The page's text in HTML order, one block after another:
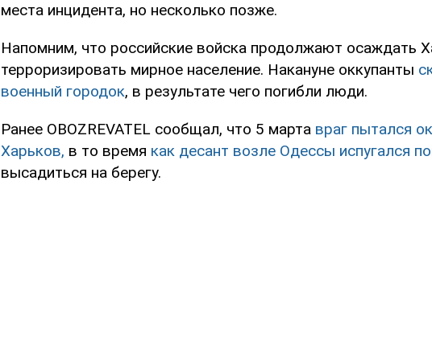
места инцидента, но несколько позже.
Напомним, что российские войска продолжают осаждать
терроризировать мирное население. Накануне оккупанты
военный городок, в результате чего погибли люди.
Ранее OBOZREVATEL сообщал, что 5 марта враг пытался
Харьков, в то время как десант возле Одессы испугался
высадиться на берегу.